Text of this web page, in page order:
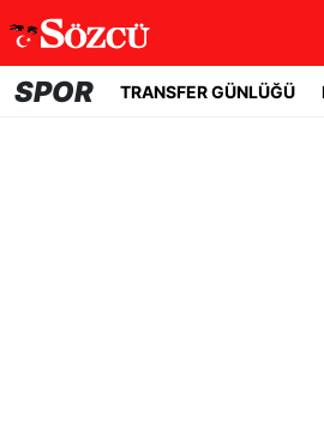
SPOR TRANSFER GÜNLÜĞÜ